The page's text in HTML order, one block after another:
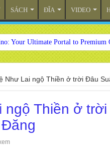
SÁCH ĐĨA VIDEO
Your Ultimate Portal to Premium
Như Lai ngộ Thiền ở trời Đâu
ngộ Thiền ở